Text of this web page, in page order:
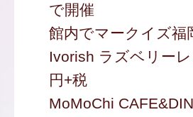
で開催
館内でマークイズ
Ivorish ラズベリー
円+税
MoMoChi